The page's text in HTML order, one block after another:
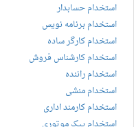
استخدام حسابدار
استخدام برنامه نویس
استخدام کارگر ساده
استخدام کارشناس فروش
استخدام راننده
استخدام منشی
استخدام کارمند اداری